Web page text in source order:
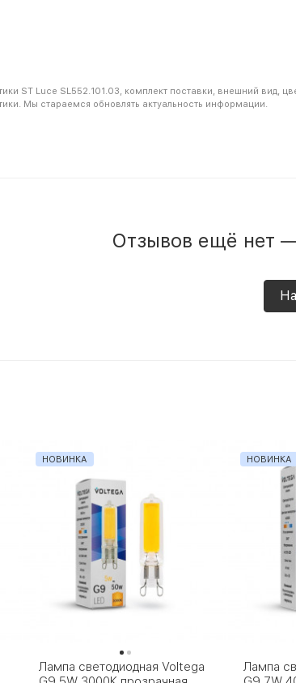
ST Luce SL552.101.03, комплект поставки, внешний вид,
Мы стараемся обновлять актуальность информации.
Отзывов ещё нет
НОВИНКА
Лампа светодиодная Voltega
НОВИНКА
Лампа